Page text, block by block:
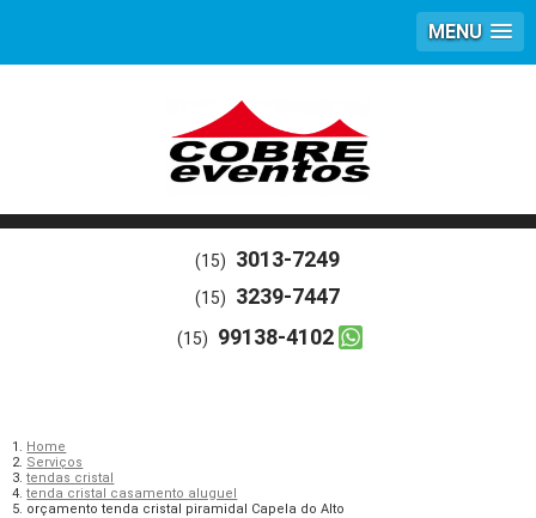
MENU
(15) 3013-7249
(15) 3239-7447
(15) 99138-4102
Home
Serviços
tendas cristal
tenda cristal casamento aluguel
orçamento tenda cristal piramidal Capela do Alto